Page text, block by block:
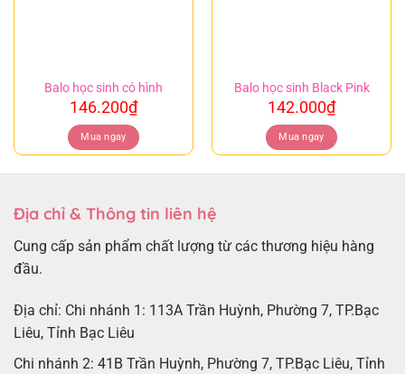
Balo học sinh có hình
146.200₫
Mua ngay
Balo học sinh Black Pink
142.000₫
Mua ngay
Địa chỉ & Thông tin liên hệ
Cung cấp sản phẩm chất lượng từ các thương hiệu hàng
đầu.
Địa chỉ: Chi nhánh 1: 113A Trần Huỳnh, Phường 7, TP.Bạc
Liêu, Tỉnh Bạc Liêu
Chi nhánh 2: 41B Trần Huỳnh, Phường 7, TP.Bạc Liêu, Tỉnh